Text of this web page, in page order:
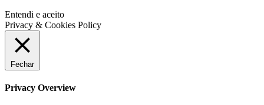
Entendi e aceito
Privacy & Cookies Policy
Fechar
Privacy Overview